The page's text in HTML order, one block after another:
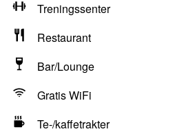
Treningssenter
Restaurant
Bar/Lounge
Gratis WiFi
Te-/kaffetrakter